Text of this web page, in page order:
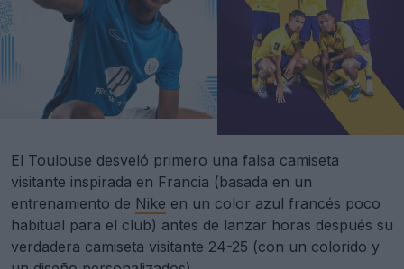
El Toulouse desveló primero una falsa camiseta
visitante inspirada en Francia (basada en un
entrenamiento de Nike en un color azul francés poco
habitual para el club) antes de lanzar horas después su
verdadera camiseta visitante 24-25 (con un colorido y